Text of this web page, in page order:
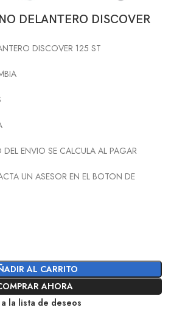
DELANTERO DISCOVER
DISCOVER 125 ST
DEL ENVIO SE CALCULA AL PAGAR
UN ASESOR EN EL BOTON DE
AL CARRITO
AHORA
la lista de deseos